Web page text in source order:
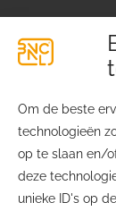
Om de beste
technologieën
op te slaan en/
deze
unieke ID's op
2031 TE